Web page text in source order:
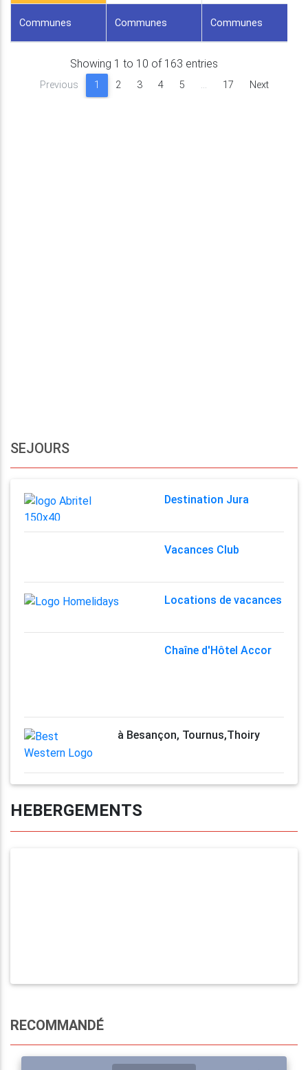
Communes Communes Communes
Showing 1 to 10 of 163 entries
Previous 1 2 3 4 5 … 17 Next
SEJOURS
Destination Jura
Vacances Club
Locations de vacances
Chaîne d'Hôtel Accor
à Besançon, Tournus,Thoiry
HEBERGEMENTS
RECOMMANDÉ